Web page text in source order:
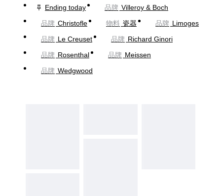
Ending today
品牌 Villeroy & Boch
品牌 Christofle 物料 瓷器 品牌 Limoges
品牌 Le Creuset 品牌 Richard Ginori
品牌 Rosenthal 品牌 Meissen
品牌 Wedgwood